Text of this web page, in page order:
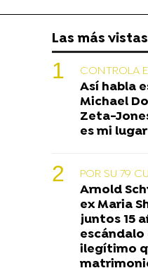
Las más vistas
CONTROLA
Así habla
Michael
Zeta-
es mi
POR SU 79
Arnold
ex Maria
juntos 15
escándalo
ilegítimo